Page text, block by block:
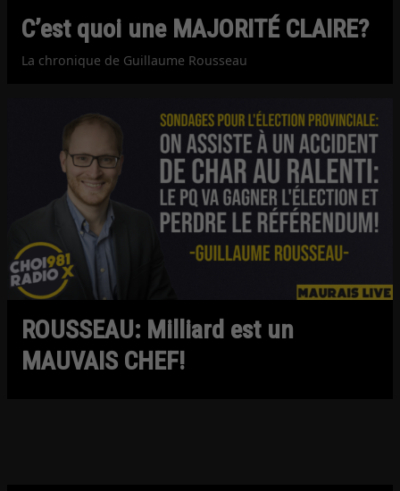
C’est quoi une MAJORITÉ CLAIRE?
La chronique de Guillaume Rousseau
ROUSSEAU: Milliard est un
MAUVAIS CHEF!